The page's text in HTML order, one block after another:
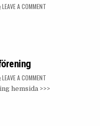
LEAVE A COMMENTON
LEAVE A COMMENTON
GAMMALDANSFÖRENING
hemsida >>>